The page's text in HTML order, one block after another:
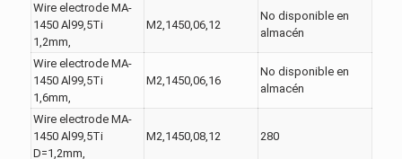
Wire electrode MA-
1450 Al99,5Ti
1,2mm,
M2,1450,06,12
No disponible en
almacén
Wire electrode MA-
1450 Al99,5Ti
1,6mm,
M2,1450,06,16
No disponible en
almacén
Wire electrode MA-
1450 Al99,5Ti
D=1,2mm,
M2,1450,08,12 280